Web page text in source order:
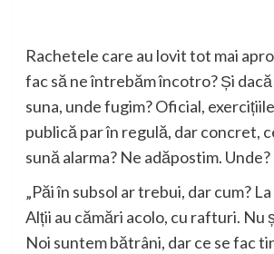
Rachetele care au lovit tot mai
fac să ne întrebăm încotro? Și
suna, unde fugim? Oficial,
publică par în regulă, dar concret,
sună alarma? Ne adăpostim. Unde?
„Păi în subsol ar trebui, dar cum?
Alții au cămări acolo, cu rafturi. Nu
Noi suntem bătrâni, dar ce se fac